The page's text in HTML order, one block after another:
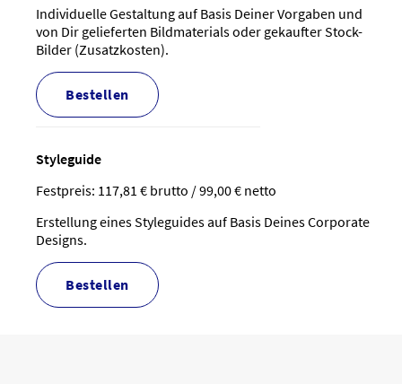
Individuelle Gestaltung auf Basis Deiner Vorgaben und
von Dir gelieferten Bildmaterials oder gekaufter Stock-
Bilder (Zusatzkosten).
bestellen
Styleguide
Festpreis: 117,81 € brutto / 99,00 € netto
Erstellung eines Styleguides auf Basis Deines Corporate
Designs.
bestellen